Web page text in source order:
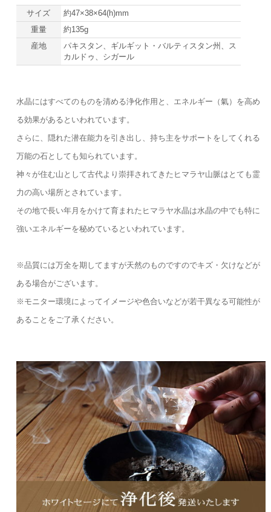
サイズ
約47×38×64(h)mm
重量
約135g
産地
パキスタン、ギルギット・バルティスタン州、ス
カルドゥ、シガール
水晶にはすべてのものを清める浄化作用と、エネルギー（氣）を高め
る効果があるといわれています。
さらに、隠れた潜在能力を引き出し、持ち主をサポートをしてくれる
万能の石としても知られています。
神々が住む山として古代より崇拝されてきたヒマラヤ山脈はとても霊
力の高い場所とされています。
その地で長い年月をかけて育まれたヒマラヤ水晶は水晶の中でも特に
強いエネルギーを秘めているといわれています。
※品質には万全を期してますが天然のものですのでキズ・欠けなどが
ある場合がございます。
※モニター環境によってイメージや色合いなどが若干異なる可能性が
あることをご了承ください。